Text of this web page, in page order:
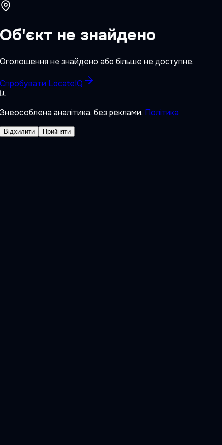
Об'єкт не знайдено
Оголошення не знайдено або більше не доступне.
Спробувати LocateIQ
Знеособлена аналітика, без реклами. Політика
Відхилити Прийняти